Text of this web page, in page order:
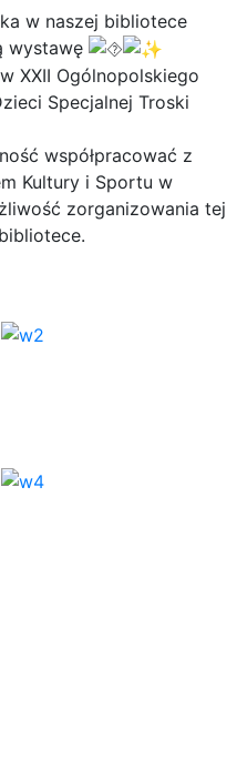
w naszej bibliotece
wystawę
XXII Ogólnopolskiego
Specjalnej Troski
współpracować z
Kultury i Sportu w
zorganizowania tej